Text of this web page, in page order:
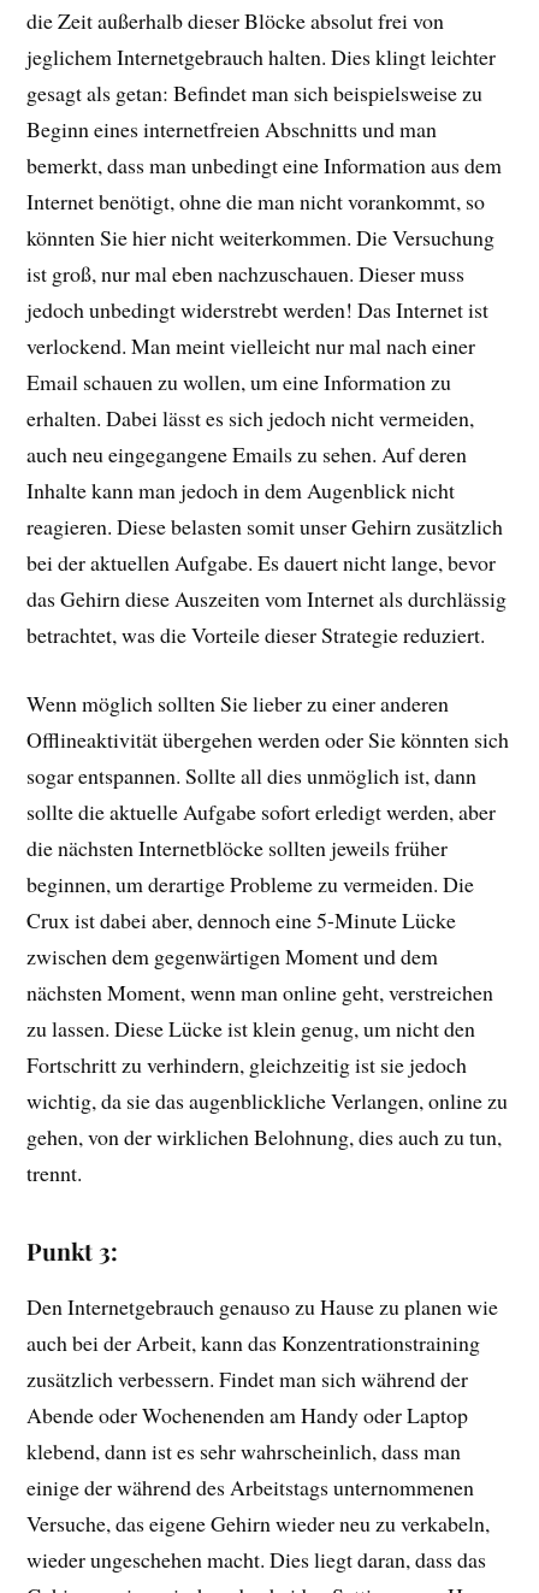
die Zeit außerhalb dieser Blöcke absolut frei von
jeglichem Internetgebrauch halten. Dies klingt leichter
gesagt als getan: Befindet man sich beispielsweise zu
Beginn eines internetfreien Abschnitts und man
bemerkt, dass man unbedingt eine Information aus dem
Internet benötigt, ohne die man nicht vorankommt, so
könnten Sie hier nicht weiterkommen. Die Versuchung
ist groß, nur mal eben nachzuschauen. Dieser muss
jedoch unbedingt widerstrebt werden! Das Internet ist
verlockend. Man meint vielleicht nur mal nach einer
Email schauen zu wollen, um eine Information zu
erhalten. Dabei lässt es sich jedoch nicht vermeiden,
auch neu eingegangene Emails zu sehen. Auf deren
Inhalte kann man jedoch in dem Augenblick nicht
reagieren. Diese belasten somit unser Gehirn zusätzlich
bei der aktuellen Aufgabe. Es dauert nicht lange, bevor
das Gehirn diese Auszeiten vom Internet als durchlässig
betrachtet, was die Vorteile dieser Strategie reduziert.
Wenn möglich sollten Sie lieber zu einer anderen
Offlineaktivität übergehen werden oder Sie könnten sich
sogar entspannen. Sollte all dies unmöglich ist, dann
sollte die aktuelle Aufgabe sofort erledigt werden, aber
die nächsten Internetblöcke sollten jeweils früher
beginnen, um derartige Probleme zu vermeiden. Die
Crux ist dabei aber, dennoch eine 5-Minute Lücke
zwischen dem gegenwärtigen Moment und dem
nächsten Moment, wenn man online geht, verstreichen
zu lassen. Diese Lücke ist klein genug, um nicht den
Fortschritt zu verhindern, gleichzeitig ist sie jedoch
wichtig, da sie das augenblickliche Verlangen, online zu
gehen, von der wirklichen Belohnung, dies auch zu tun,
trennt.
Punkt 3:
Den Internetgebrauch genauso zu Hause zu planen wie
auch bei der Arbeit, kann das Konzentrationstraining
zusätzlich verbessern. Findet man sich während der
Abende oder Wochenenden am Handy oder Laptop
klebend, dann ist es sehr wahrscheinlich, dass man
einige der während des Arbeitstags unternommenen
Versuche, das eigene Gehirn wieder neu zu verkabeln,
wieder ungeschehen macht. Dies liegt daran, dass das